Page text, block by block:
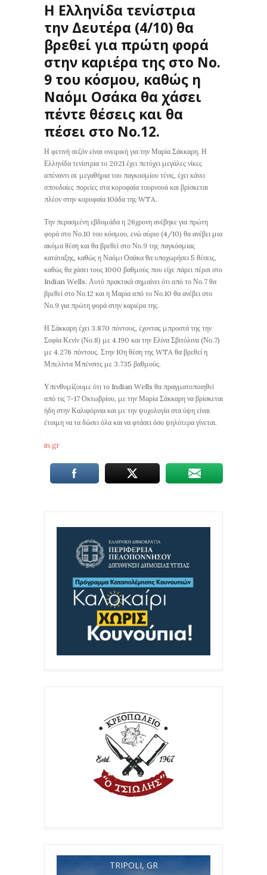
Η Ελληνίδα τενίστρια
την Δευτέρα (4/10) θα
βρεθεί για πρώτη φορά
στην καριέρα της στο Νο.
9 του κόσμου, καθώς η
Ναόμι Οσάκα θα χάσει
πέντε θέσεις και θα
πέσει στο Νο.12.
Η φετινή σεζόν είναι ονειρική για την Μαρία Σάκκαρη. Η
Ελληνίδα τενίστρια το 2021 έχει πετύχει μεγάλες νίκες
απέναντι σε μεγαθήρια του παγκοσμίου τένις, έχει κάνει
σπουδαίες πορείες στα κορυφαία τουρνουά και βρίσκεται
πλέον στην κορυφαία 10άδα της WTA.
Την περασμένη εβδομάδα η 26χρονη ανέβηκε για πρώτη
φορά στο Νο.10 του κόσμου, ενώ αύριο (4/10) θα ανέβει μια
ακόμα θέση και θα βρεθεί στο Νο.9 της παγκόσμιας
κατάταξης, καθώς η Ναόμι Οσάκα θα υποχωρήσει 5 θέσεις,
καθώς θα χάσει τους 1000 βαθμούς που είχε πάρει πέρσι στο
Indian Wells. Αυτό πρακτικά σημαίνει ότι από το Νο.7 θα
βρεθεί στο Νο.12 και η Μαρία από το Νο.10 θα ανέβει στο
Νο.9 για πρώτη φορά στην καριέρα της.
Η Σάκκαρη έχει 3.870 πόντους, έχοντας μπροστά της την
Σοφία Κενίν (Νο.8) με 4.190 και την Ελίνα Σβιτόλινα (Νο.7)
με 4.276 πόντους. Στην 10η θέση της WTA θα βρεθεί η
Μπελίντα Μπένσιτς με 3.735 βαθμούς.
Υπενθυμίζουμε ότι το Indian Wells θα πραγματοποιηθεί
από τις 7-17 Οκτωβρίου, με την Μαρία Σάκκαρη να βρίσκεται
ήδη στην Καλιφόρνια και με την ψυχολογία στα ύψη είναι
έτοιμη να τα δώσει όλα και να φτάσει όσο ψηλότερα γίνεται.
in.gr
TRIPOLI, GR